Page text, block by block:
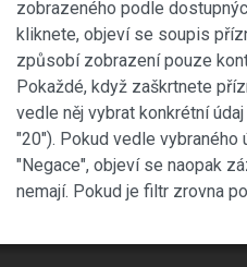
zobrazeného podle
kliknete, objeví se soupis
způsobí zobrazení pouze
Pokaždé, když zaškrtnete
vedle něj vybrat konkrétní
"20"). Pokud vedle
"Negace", objeví se naopak
nemají. Pokud je filtr zrovna